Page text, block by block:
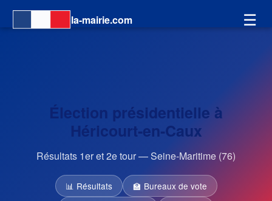
la-mairie.com ☰
Élection présidentielle à
Héricourt-en-Caux
Résultats 1er et 2e tour — Seine-Maritime (76)
📊 Résultats
🏫 Bureaux de vote